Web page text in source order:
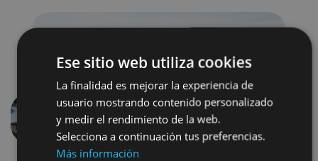
Previous
Ese sitio web utiliza cookies
La finalidad es mejorar la experiencia de
usuario mostrando contenido personalizado
y medir el rendimiento de la web.
Selecciona a continuación tus preferencias.
Más información